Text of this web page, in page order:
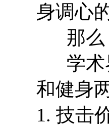
身调心
那么
学术
和健身
1. 技击